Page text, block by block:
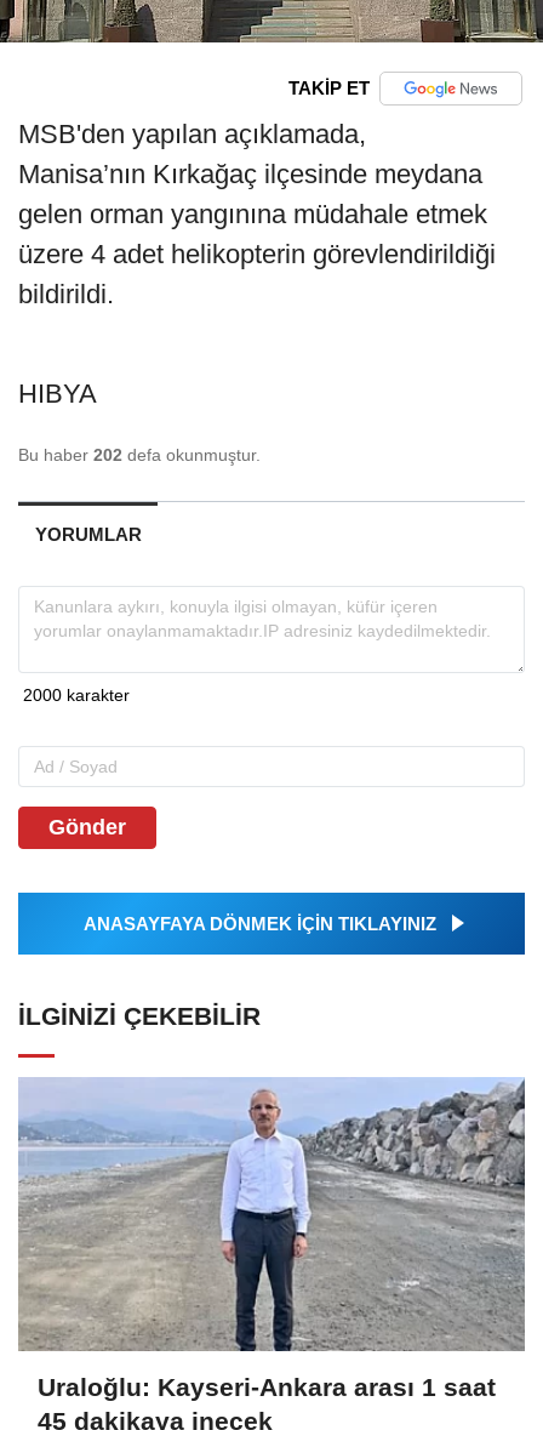
TAKİP ET
MSB'den yapılan açıklamada,
Manisa’nın Kırkağaç ilçesinde meydana
gelen orman yangınına müdahale etmek
üzere 4 adet helikopterin görevlendirildiği
bildirildi.
HIBYA
Bu haber 202 defa okunmuştur.
YORUMLAR
Gönder
ANASAYFAYA DÖNMEK İÇİN TIKLAYINIZ
İLGINIZI ÇEKEBILIR
Uraloğlu: Kayseri-Ankara arası 1 saat
45 dakikaya inecek